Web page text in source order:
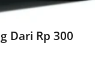
Dari Rp 300